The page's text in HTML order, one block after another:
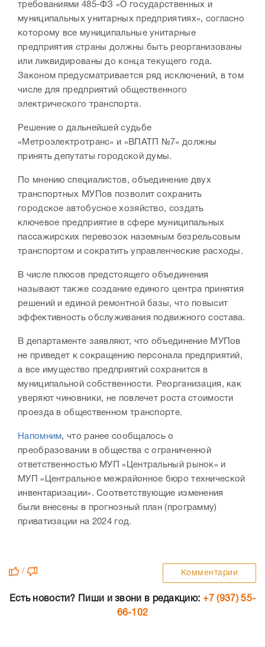
требованиями 485-ФЗ «О государственных и
муниципальных унитарных предприятиях», согласно
которому все муниципальные унитарные
предприятия страны должны быть реорганизованы
или ликвидированы до конца текущего года.
Законом предусматривается ряд исключений, в том
числе для предприятий общественного
электрического транспорта.
Решение о дальнейшей судьбе
«Метроэлектротранс» и «ВПАТП №7» должны
принять депутаты городской думы.
По мнению специалистов, объединение двух
транспортных МУПов позволит сохранить
городское автобусное хозяйство, создать
ключевое предприятие в сфере муниципальных
пассажирских перевозок наземным безрельсовым
транспортом и сократить управленческие расходы.
В числе плюсов предстоящего объединения
называют также создание единого центра принятия
решений и единой ремонтной базы, что повысит
эффективность обслуживания подвижного состава.
В департаменте заявляют, что объединение МУПов
не приведет к сокращению персонала предприятий,
а все имущество предприятий сохранится в
муниципальной собственности. Реорганизация, как
уверяют чиновники, не повлечет роста стоимости
проезда в общественном транспорте.
Напомним, что ранее сообщалось о
преобразовании в общества с ограниченной
ответственностью МУП «Центральный рынок» и
МУП «Центральное межрайонное бюро технической
инвентаризации». Соответствующие изменения
были внесены в прогнозный план (программу)
приватизации на 2024 год.
/ Комментарии
Есть новости? Пиши и звони в редакцию: +7 (937) 55-
66-102